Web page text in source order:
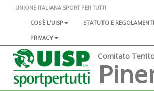
UNIONE ITALIANA SPORT PER TUTTI
COS'È L'UISP
STATUTO E REGOLAMENTI
PRIVACY
Comitato